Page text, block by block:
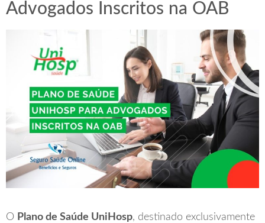
Advogados Inscritos na OAB
O Plano de Saúde UniHosp, destinado exclusivamente